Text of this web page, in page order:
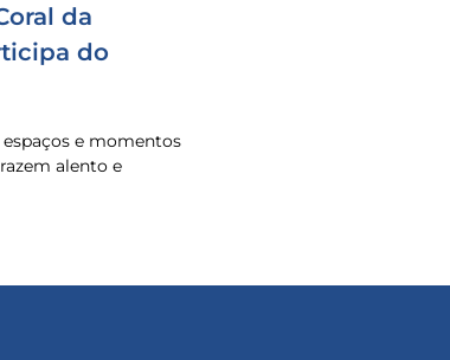
da
do
e momentos
alento e